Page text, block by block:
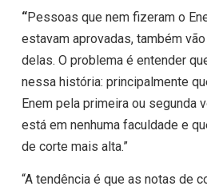
“Pessoas que nem fizeram o
estavam aprovadas, também
delas. O problema é entender
nessa história: principalmente
Enem pela primeira ou segunda
está em nenhuma faculdade e
de corte mais alta.”
“A tendência é que as notas de